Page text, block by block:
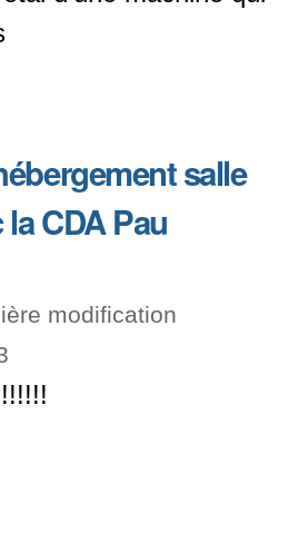
salle
CDA Pau
modification